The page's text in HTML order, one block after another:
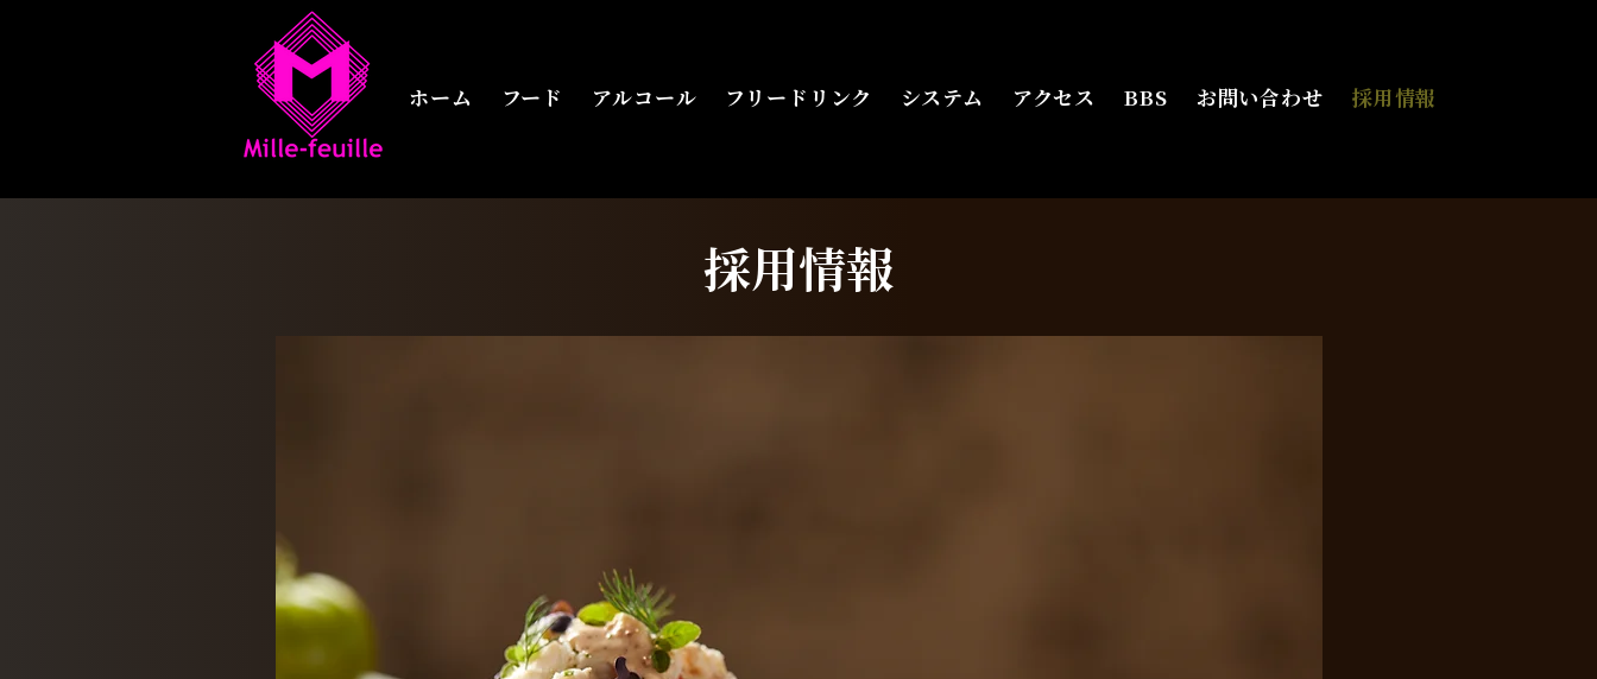
ホーム フード アルコール フリードリンク システム アクセス BBS お問い合わせ 採用情報
ホーム フード アルコール フリードリンク システム アクセス BBS お問い合わせ 採用情報
​採用情報